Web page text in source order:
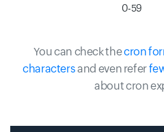
0-59
You can check thecron
charactersand even refer
about cron